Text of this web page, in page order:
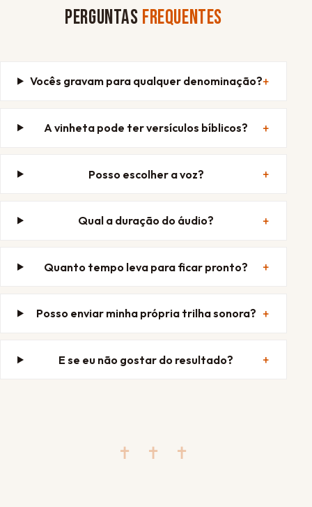
PERGUNTAS FREQUENTES
Vocês gravam para qualquer denominação?
A vinheta pode ter versículos bíblicos?
Posso escolher a voz?
Qual a duração do áudio?
Quanto tempo leva para ficar pronto?
Posso enviar minha própria trilha sonora?
E se eu não gostar do resultado?
✝ ✝ ✝